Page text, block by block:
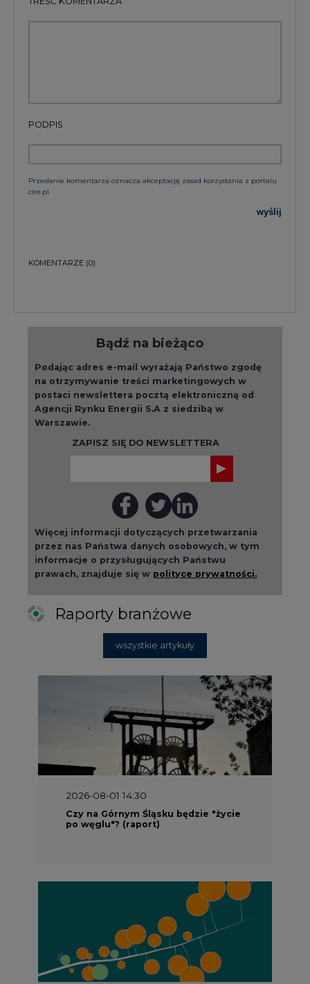
PODPIS
Przesłanie komentarza oznacza akceptację zasad korzystania z portalu
cire.pl
wyślij
KOMENTARZE (0)
Bądź na bieżąco
Podając adres e-mail wyrażają Państwo zgodę
na otrzymywanie treści marketingowych w
postaci newslettera pocztą elektroniczną od
Agencji Rynku Energii S.A z siedzibą w
Warszawie.
ZAPISZ SIĘ DO NEWSLETTERA
Więcej informacji dotyczących przetwarzania
przez nas Państwa danych osobowych, w tym
informacje o przysługujących Państwu
prawach, znajduje się w polityce prywatności.
Raporty branżowe
wszystkie artykuły
2026-08-01 14:30
Czy na Górnym Śląsku będzie "życie
po węglu"? (raport)